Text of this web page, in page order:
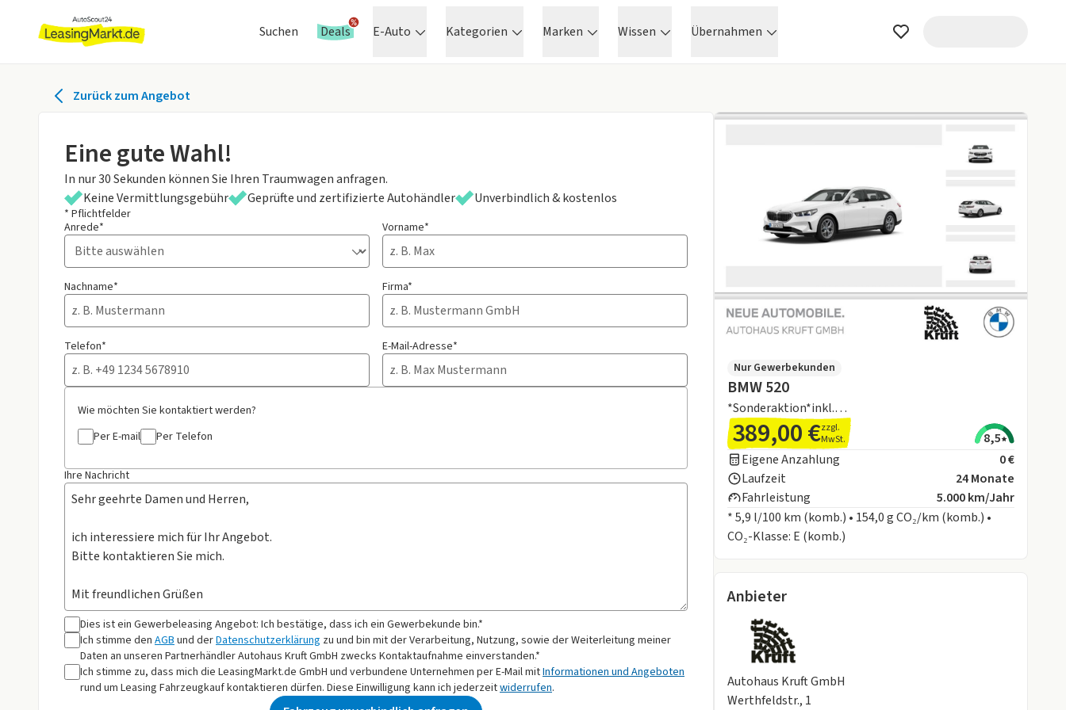
Suchen Deals E-Auto Kategorien Marken Wissen Übernahmen
Zurück zum Angebot
Eine gute Wahl!
In nur 30 Sekunden können Sie Ihren Traumwagen anfragen.
Keine Vermittlungsgebühr
Geprüfte und zertifizierte Autohändler Unverbindlich & kostenlos
* Pflichtfelder
Anrede*
Vorname*
Nachname* Firma*
Telefon* E-Mail-Adresse*
Wie möchten Sie kontaktiert werden?
Per E-mail
Per Telefon
Ihre Nachricht
Dies ist ein Gewerbeleasing Angebot: Ich bestätige, dass ich ein Gewerbekunde bin.*
Ich stimme den AGBund derDatenschutzerklärung zu und bin mit der Verarbeitung, Nutzung, sowie der Weiterleitung meiner
Daten an unseren Partnerhändler Autohaus Kruft GmbH zwecks Kontaktaufnahme einverstanden.*
Ich stimme zu, dass mich die LeasingMarkt.de GmbH und verbundene Unternehmen per E-Mail mitInformationen und Angeboten
rund um Leasing Fahrzeugkauf kontaktieren dürfen. Diese Einwilligung kann ich jederzeitwiderrufen.
Nur Gewerbekunden
BMW 520
*Sonderaktion*inkl.
Winterräder&Wartungspaket+19LM+Curved
Display+Sitzh.
389,00 €zzgl.
MwSt.
8,5
Eigene Anzahlung
0 €
Laufzeit
24 Monate
Fahrleistung
5.000 km/Jahr
* 5,9 l/100 km (komb.) • 154,0 g CO₂/km (komb.) •
CO₂-Klasse: E (komb.)
Anbieter
Autohaus Kruft GmbH
Werthfeldstr., 1